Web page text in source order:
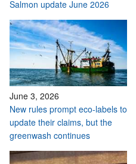
Salmon update June 2026
June 3, 2026
New rules prompt eco-labels to
update their claims, but the
greenwash continues